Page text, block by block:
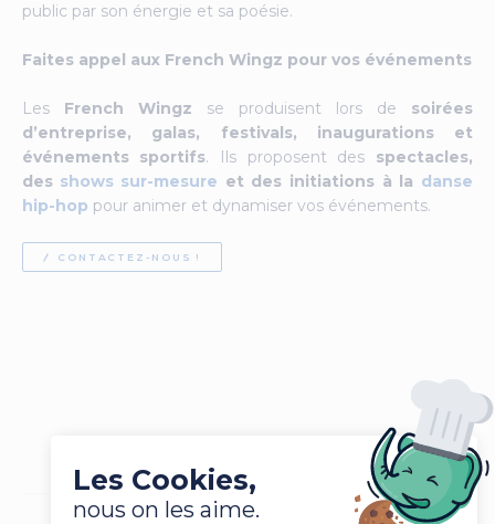
Les Cookies,
nous on les aime.
public par son énergie et sa poésie.
Faites appel aux French Wingz pour vos événements
Les French Wingz se produisent lors de soirées
d’entreprise, galas, festivals, inaugurations et
événements sportifs. Ils proposent des spectacles,
des shows sur-mesure et des initiations à la danse
hip-hop pour animer et dynamiser vos événements.
CONTACTEZ-NOUS !